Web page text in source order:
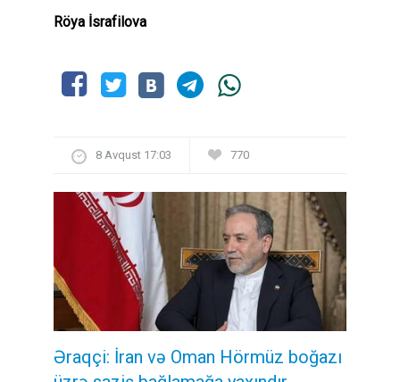
Röya İsrafilova
8 Avqust 17:03 770
Əraqçi: İran və Oman Hörmüz boğazı